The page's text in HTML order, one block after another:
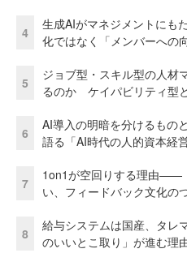
4
生成AIがマネジメントにも
化ではなく「メンバーへの
5
ジョブ型・スキル型の人材
るのか ケイパビリティ型
6
AI導入の明暗を分けるもの
語る「AI時代の人的資本経
7
1on1が空回りする理由——
い、フィードバック文化の
8
給与システムは国産、タ
のいいとこ取り」が進む理